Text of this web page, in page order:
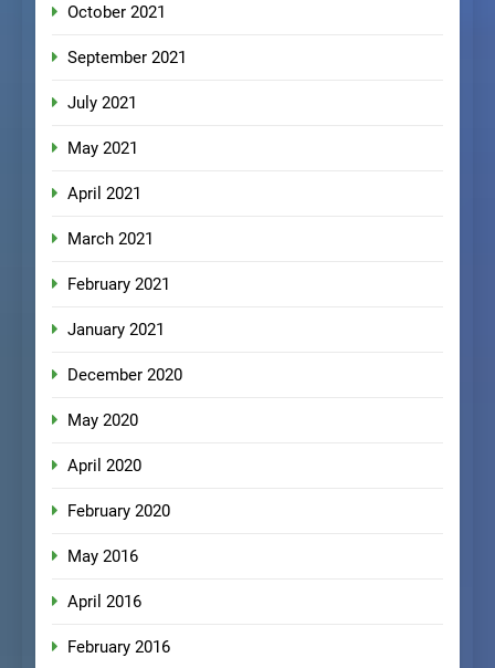
October 2021
September 2021
July 2021
May 2021
April 2021
March 2021
February 2021
January 2021
December 2020
May 2020
April 2020
February 2020
May 2016
April 2016
February 2016